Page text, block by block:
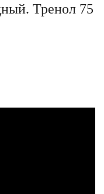
Тренол 75